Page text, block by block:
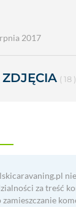
2017
ZDJĘCIA ( 18 )
za treść
zamieszczanie